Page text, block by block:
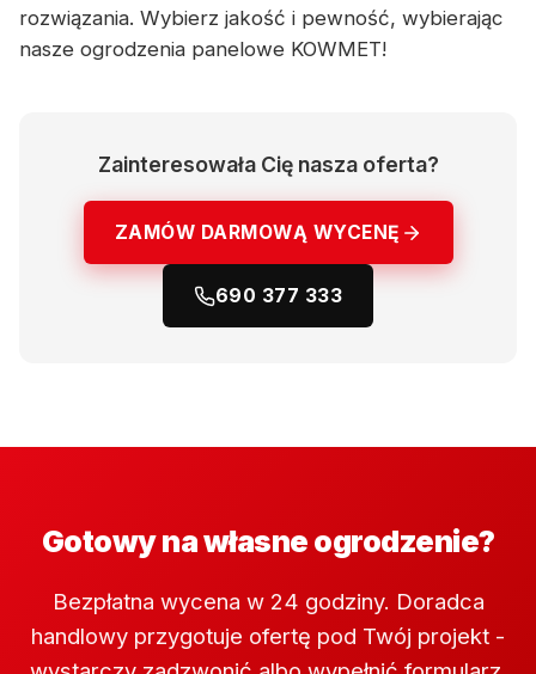
rozwiązania. Wybierz jakość i pewność, wybierając
nasze ogrodzenia panelowe KOWMET!
Zainteresowała Cię nasza oferta?
ZAMÓW DARMOWĄ WYCENĘ
690 377 333
Gotowy na własne ogrodzenie?
Bezpłatna wycena w 24 godziny. Doradca
handlowy przygotuje ofertę pod Twój projekt -